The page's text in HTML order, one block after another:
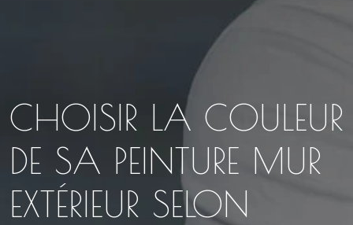
CHOISIR LA COULEUR
DE SA PEINTURE MUR
EXTÉRIEUR SELON